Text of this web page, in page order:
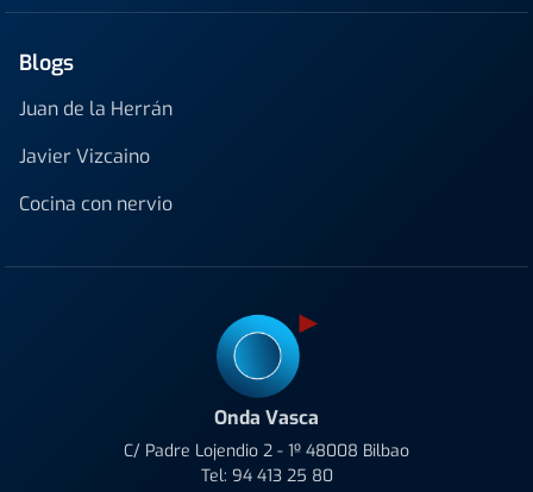
Blogs
Juan de la Herrán
Javier Vizcaino
Cocina con nervio
Onda Vasca
C/ Padre Lojendio 2 - 1º 48008 Bilbao
Tel: 94 413 25 80